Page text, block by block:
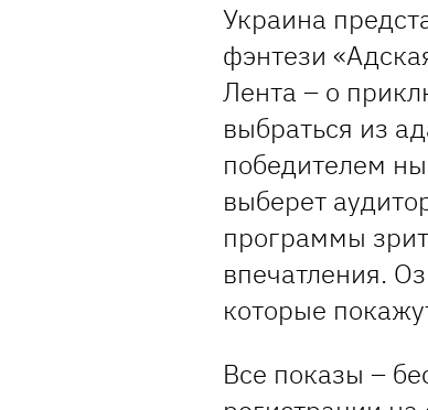
Украина
фэнтези
Лента – о
выбраться из
победителем
выберет
программы
впечатления.
которые
Все показы –